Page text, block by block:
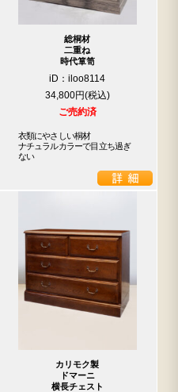
総桐材
二重ね
時代箪笥
iD：iloo8114
34,800円
ご売約済
衣類にやさしい桐材
ナチュラルカラーで目立ち過ぎ
ない
カリモク製
ドマーニ
横長チェスト